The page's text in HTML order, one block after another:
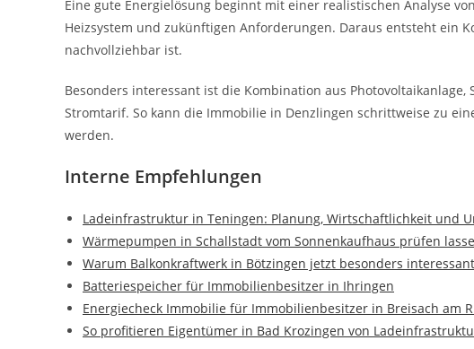
Eine gute Energielösung beginnt mit einer realistischen Analyse
Heizsystem und zukünftigen Anforderungen. Daraus entsteht ein
nachvollziehbar ist.
Besonders interessant ist die Kombination aus
Stromtarif. So kann die Immobilie in Denzlingen schrittweise zu
werden.
Interne Empfehlungen
Ladeinfrastruktur in Teningen: Planung, Wirtschaftlichkeit und
Wärmepumpen in Schallstadt vom Sonnenkaufhaus prüfen
Warum Balkonkraftwerk in Bötzingen jetzt besonders
Batteriespeicher für Immobilienbesitzer in Ihringen
Energiecheck Immobilie für Immobilienbesitzer in Breisach am
So profitieren Eigentümer in Bad Krozingen von